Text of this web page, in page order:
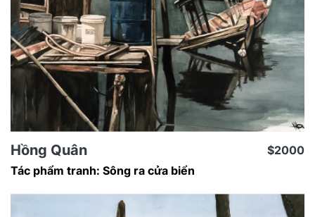
Hồng Quân
Tác phẩm tranh: Sông ra cửa biển
$2000